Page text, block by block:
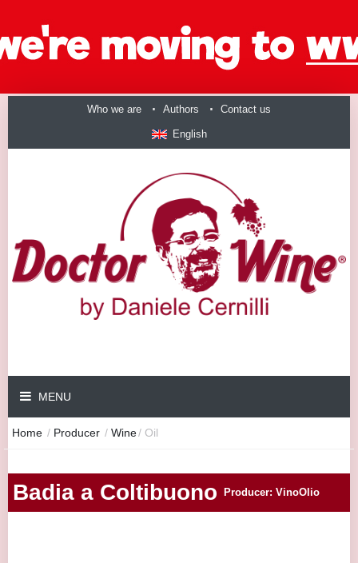
Who we are Authors Contact us
English
MENU
Home / Producer / Wine/ Oil
Badia a Coltibuono Producer: VinoOlio